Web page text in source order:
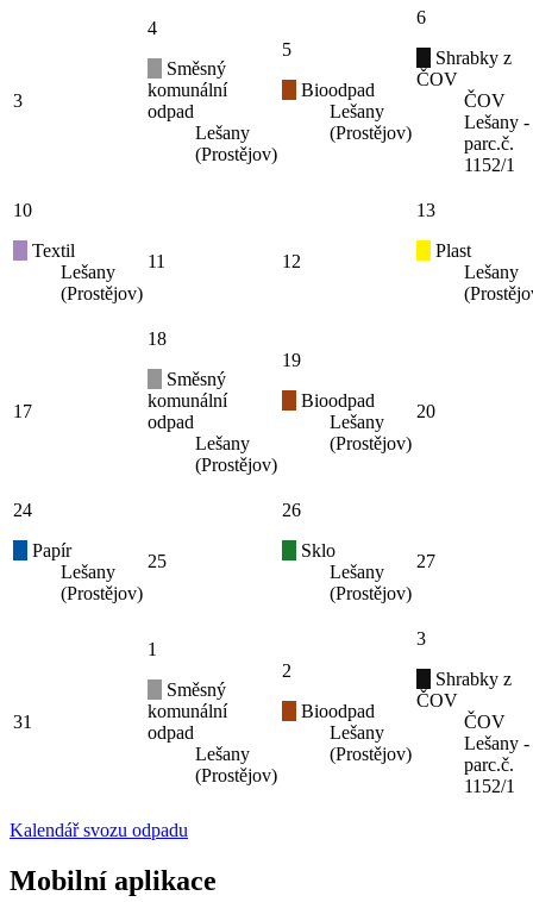
3
4
Směsný
komunální
odpad
Lešany
(Prostějov)
5
Bioodpad
Lešany
(Prostějov)
6
Shrabky z
ČOV
ČOV
Lešany -
parc.č.
1152/1
10
Textil
Lešany
(Prostějov)
11 12
13
Plast
Lešany
17
18
Směsný
komunální
odpad
Lešany
(Prostějov)
19
Bioodpad
Lešany
(Prostějov)
20
24
Papír
Lešany
(Prostějov)
25
26
Sklo
Lešany
(Prostějov)
27
31
1
Směsný
komunální
odpad
Lešany
(Prostějov)
2
Bioodpad
Lešany
(Prostějov)
3
Shrabky z
ČOV
ČOV
Lešany -
parc.č.
1152/1
Kalendář svozu odpadu
Mobilní aplikace